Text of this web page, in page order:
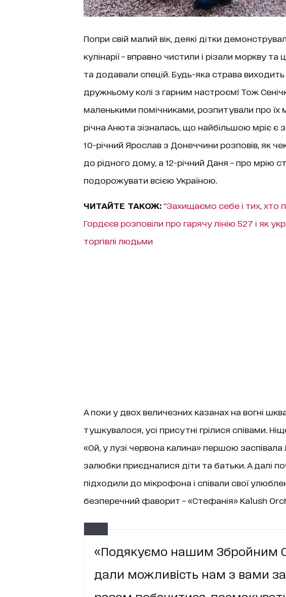
Попри свій малий вік, деякі дітки
кулінарії – вправно чистили і різали моркву
та додавали спецій. Будь-яка страва
дружньому колі з гарним настроєм! Тож
маленькими помічниками, розпитували про їх
річна Анюта зізналась, що найбільшою мріє є
10-річний Ярослав з Донеччини розповів, як
до рідного дому, а 12-річний Даня – про мрію
подорожувати всією Україною.
ЧИТАЙТЕ ТАКОЖ: "Захищаємо себе і тих, хто
Гордєєв розповіли про гарячу лінію 527 і як
торгівлі людьми
А поки у двох величезних казанах на вогні
тушкувалося, усі присутні грілися співами.
«Ой, у лузі червона калина» першою
залюбки приєдналися діти та батьки. А далі
підходили до мікрофона і співали свої
безперечний фаворит – «Стефанія» Kalush
«Подякуємо нашим Збройним
дали можливість нам з вами